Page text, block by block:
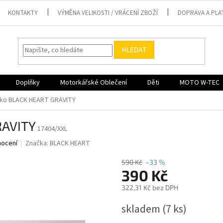
KONTAKTY VÝMĚNA VELIKOSTI / VRÁCENÍ ZBOŽÍ DOPRAVA A
HLEDAT
Doplňky Motorkářské Oblečení Děti MOTO W-TEC
BLACK HEART GRAVITY
17404/XXL
Značka:BLACK HEART
590 Kč –33 %
390 Kč
322,31 Kč bez DPH
cena:
skladem (7 ks)